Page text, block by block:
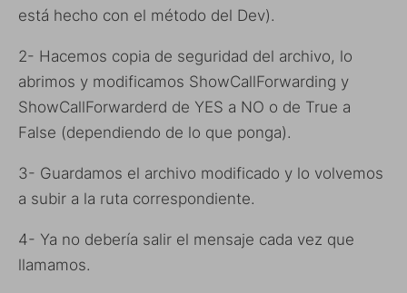
está hecho con el método del Dev).
2- Hacemos copia de seguridad del archivo, lo
abrimos y modificamos ShowCallForwarding y
ShowCallForwarderd de YES a NO o de True a
False (dependiendo de lo que ponga).
3- Guardamos el archivo modificado y lo volvemos
a subir a la ruta correspondiente.
4- Ya no debería salir el mensaje cada vez que
llamamos.